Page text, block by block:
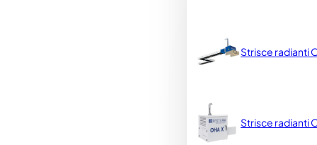
Strisce radianti
Strisce radianti